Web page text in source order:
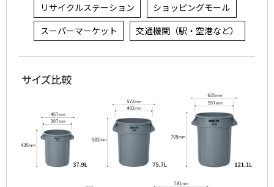
リサイクルステーション
ショッピングモール
スーパーマーケット
交通機関（駅・空港など）